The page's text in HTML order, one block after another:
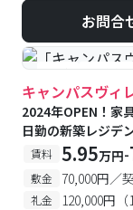
お問合
#築浅 #食事付
キャンパスヴィ
2024年OPEN！家
日勤の新築レジデ
賃料 5.95万円-
敷金 70,000円／
礼金
120,000円